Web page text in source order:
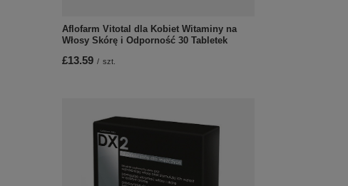
Aflofarm Vitotal dla Kobiet Witaminy na
Włosy Skórę i Odporność 30 Tabletek
£13.59 / szt.